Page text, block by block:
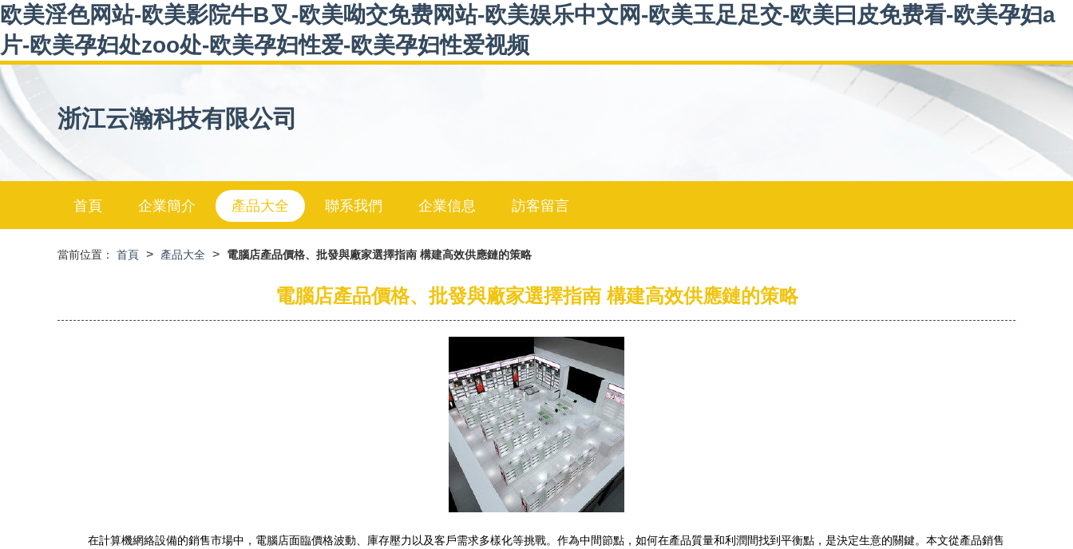
欧美淫色网站-欧美影院牛B叉-欧美呦交免费网站-欧美娱乐中文网-欧美玉足足交-欧美曰皮免费看-欧美孕妇a
片-欧美孕妇处zoo处-欧美孕妇性爱-欧美孕妇性爱视频
浙江云瀚科技有限公司
首頁 企業簡介 產品大全 聯系我們 企業信息 訪客留言
當前位置： 首頁 > 產品大全 > 電腦店產品價格、批發與廠家選擇指南 構建高效供應鏈的策略
電腦店產品價格、批發與廠家選擇指南 構建高效供應鏈的策略
在計算機網絡設備的銷售市場中，電腦店面臨價格波動、庫存壓力以及客戶需求多樣化等挑戰。作為中間節點，如何在產品質量和利潤間找到平衡點，是決定生意的關鍵。本文從產品銷售